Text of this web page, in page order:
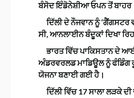
ਬੰਸੋਦ ਇੰਡੋਨੇਸ਼ੀਆ ਓਪਨ ਤੋਂ ਬਾਹਰ
ਦਿੱਲੀ ਦੇ ਨੌਜਵਾਨ ਨੂੰ ‘ਗੈਂਗਸਟਰ
ਸੀ, ਆਨਲਾਈਨ ਬੰਦੂਕਾਂ ਦਿਖਾ
ਭਾਰਤ ਵਿੱਚ ਪਾਕਿਸਤਾਨ
ਅੰਡਰਵਰਲਡ ਮਾਡਿਊਲ ਨੂੰ ਫੰਡਿੰਗ
ਯੋਜਨਾ ਬਣਾਈ ਗਈ ਹੈ।
ਦਿੱਲੀ ਵਿੱਚ 17 ਸਾਲਾ ਲੜਕੇ